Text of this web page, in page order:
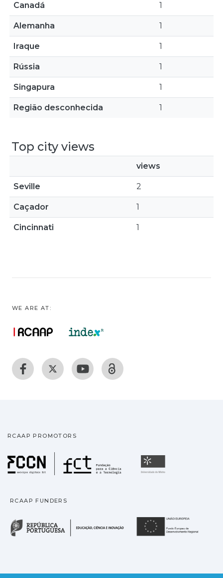
Canadá 1
Alemanha 1
Iraque 1
Rússia 1
Singapura 1
Região desconhecida 1
Top city views
views
Seville 2
Caçador 1
Cincinnati 1
WE ARE AT:
RCAAP PROMOTORS
Fundação para a
RCAAP FUNDERS
República Portuguesa